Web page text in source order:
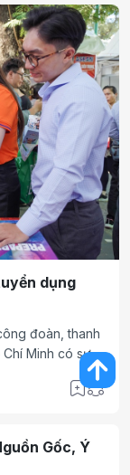
dụng
đoàn, thanh
Minh có sự
doanh với nhu
Gốc, Ý